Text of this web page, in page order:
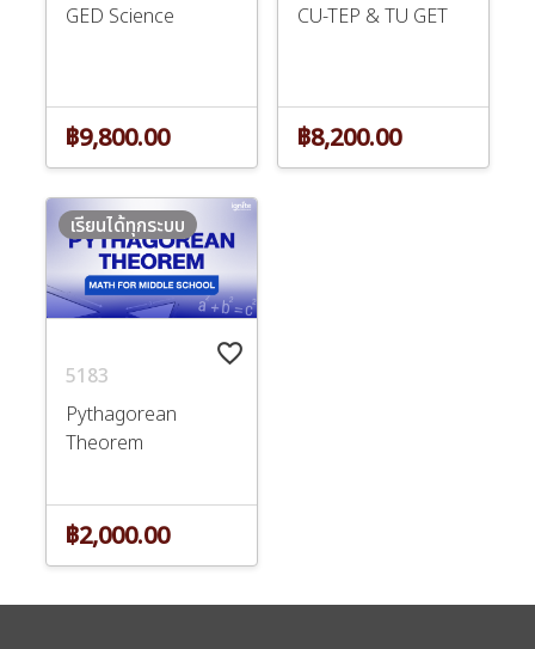
GED Science
฿9,800.00
CU-TEP & TU GET
฿8,200.00
favorite_border
5183
Pythagorean
Theorem
เรียนได้ทุกระบบ
฿2,000.00